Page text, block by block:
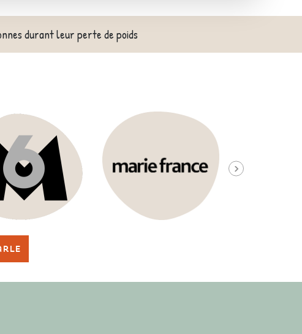
durant leur perte de poids